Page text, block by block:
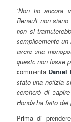
“Non ho ancora
Renault non
non si
semplicemente un
avere una
questo non fosse
commenta Daniel
stato una notizia
cercherò di
Honda ha fatto dei
Prima di